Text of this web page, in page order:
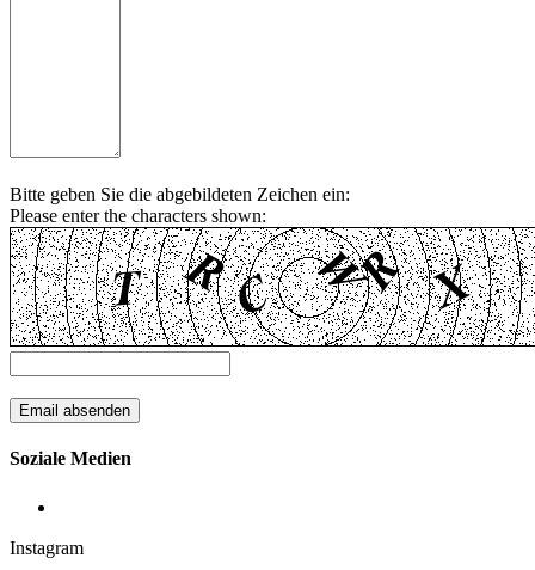
Bitte geben Sie die abgebildeten Zeichen ein:
Please enter the characters shown:
Soziale Medien
Instagram